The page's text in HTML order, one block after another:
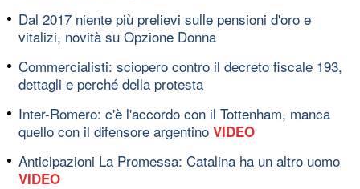
Dal 2017 niente più prelievi sulle pensioni d'oro e
vitalizi, novità su Opzione Donna
Commercialisti: sciopero contro il decreto fiscale 193,
dettagli e perché della protesta
Inter-Romero: c'è l'accordo con il Tottenham, manca
quello con il difensore argentino VIDEO
Anticipazioni La Promessa: Catalina ha un altro uomo
VIDEO